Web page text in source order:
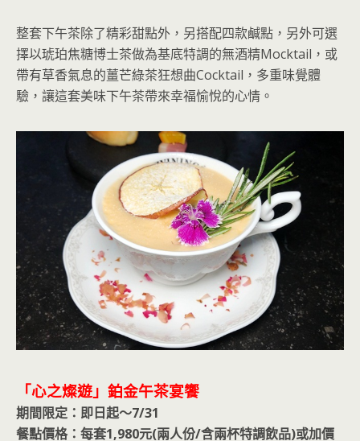
整套下午茶除了精彩甜點外，另搭配四款鹹點，另外可選
擇以琥珀焦糖博士茶做為基底特調的無酒精Mocktail，或
帶有草香氣息的薑芒綠茶狂想曲Cocktail，多重味覺體
驗，讓這套美味下午茶帶來幸福愉悅的心情。
「心之燦遊」鉑金午茶宴饗
期間限定：即日起～7/31
餐點價格：每套1,980元(兩人份/含兩杯特調飲品)或加價